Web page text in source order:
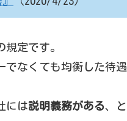
定です。
でなくても均衡した待遇
には説明義務がある、と